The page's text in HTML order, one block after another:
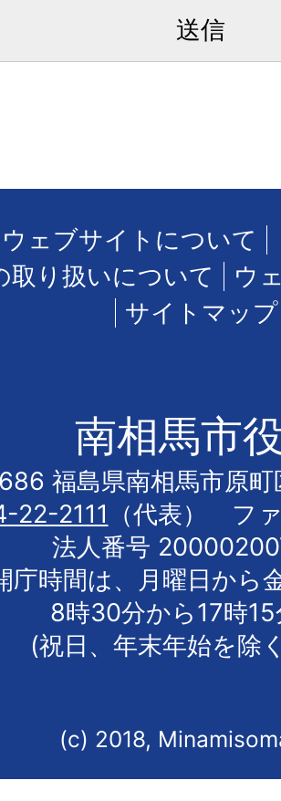
ェブサイトについて
取り扱いについて
ウ
サイトマップ
南相馬市
福島県南相馬市原町
22-2111
（代表） フ
法人番号
庁時間は、月曜日から
8時30分から17時
(祝日、年末年始を除
(c) 2018,